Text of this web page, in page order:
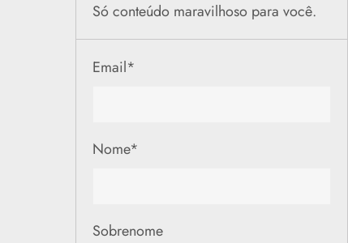
Só conteúdo maravilhoso para você.
Email*
Nome*
Sobrenome